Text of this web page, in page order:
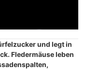
und legt in
Fledermäuse leben